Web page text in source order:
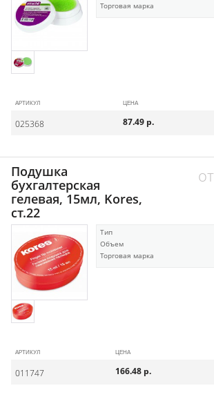
Торговая марка
АРТИКУЛ ЦЕНА
025368 87.49 р.
Подушка
бухгалтерская
гелевая, 15мл, Kores,
ст.22
от
Тип
Объем
Торговая марка
АРТИКУЛ ЦЕНА
011747 166.48 р.